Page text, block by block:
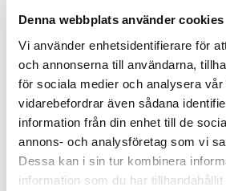
Denna webbplats använder cookies
Vi använder enhetsidentifierare för
och annonserna till användarna,
för sociala medier och analysera
vidarebefordrar även sådana
information från din enhet till de
annons- och analysföretag som vi
Dessa kan i sin tur kombinera
information som du har
Card Holder
Black Crinkle
Magsafe Compatible
Solid
Wool Gray
AirPods Pro 3